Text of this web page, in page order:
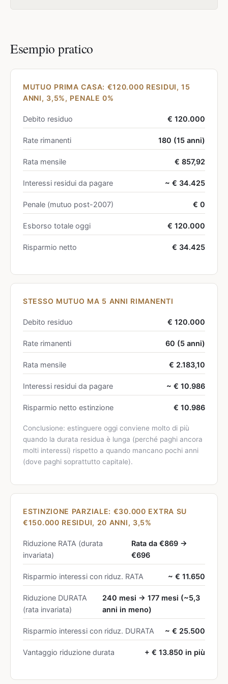
Esempio pratico
MUTUO PRIMA CASA: €120.000 RESIDUI, 15
ANNI, 3,5%, PENALE 0%
Debito residuo € 120.000
Rate rimanenti 180 (15 anni)
Rata mensile € 857,92
Interessi residui da pagare ~ € 34.425
Penale (mutuo post-2007) € 0
Esborso totale oggi € 120.000
Risparmio netto € 34.425
STESSO MUTUO MA 5 ANNI RIMANENTI
Debito residuo € 120.000
Rate rimanenti 60 (5 anni)
Rata mensile € 2.183,10
Interessi residui da pagare ~ € 10.986
Risparmio netto estinzione € 10.986
Conclusione: estinguere oggi conviene molto di più
quando la durata residua è lunga (perché paghi ancora
molti interessi) rispetto a quando mancano pochi anni
(dove paghi soprattutto capitale).
ESTINZIONE PARZIALE: €30.000 EXTRA SU
€150.000 RESIDUI, 20 ANNI, 3,5%
Riduzione RATA (durata
invariata)
Rata da €869 →
€696
Risparmio interessi con riduz. RATA ~ € 11.650
Riduzione DURATA
(rata invariata)
240 mesi → 177 mesi (~5,3
anni in meno)
Risparmio interessi con riduz. DURATA ~ € 25.500
Vantaggio riduzione durata + € 13.850 in più